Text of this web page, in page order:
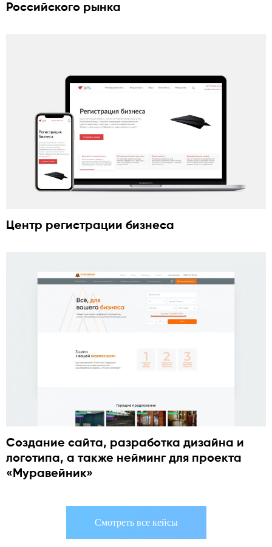
Российского рынка
Центр регистрации бизнеса
Создание сайта, разработка дизайна и
логотипа, а также нейминг для проекта
«Муравейник»
Смотреть все кейсы